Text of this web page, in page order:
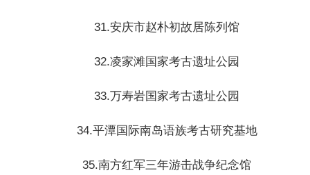
31.安庆市赵朴初故居陈列馆
32.凌家滩国家考古遗址公园
33.万寿岩国家考古遗址公园
34.平潭国际南岛语族考古研究基地
35.南方红军三年游击战争纪念馆